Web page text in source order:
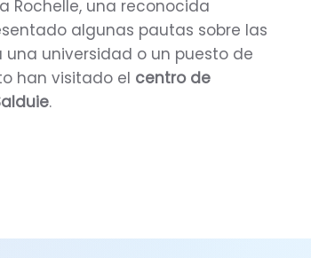
Rochelle, una reconocida
algunas pautas sobre las
universidad o un puesto de
han visitado el centro de
.